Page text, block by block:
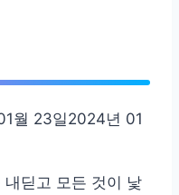
월 23일2024년 01
딛고 모든 것이 낯